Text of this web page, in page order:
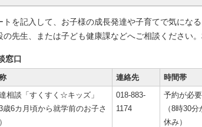
トを記入して、お子様の成長発達や子育てで気にな
の先生、または子ども健康課などへご相談ください
窓口
連絡先
時間帯
相談「すくすく☆キッズ」
3歳6カ月頃から就学前のお子さ
018-883-
1174
予約が必
（8時30
休み）